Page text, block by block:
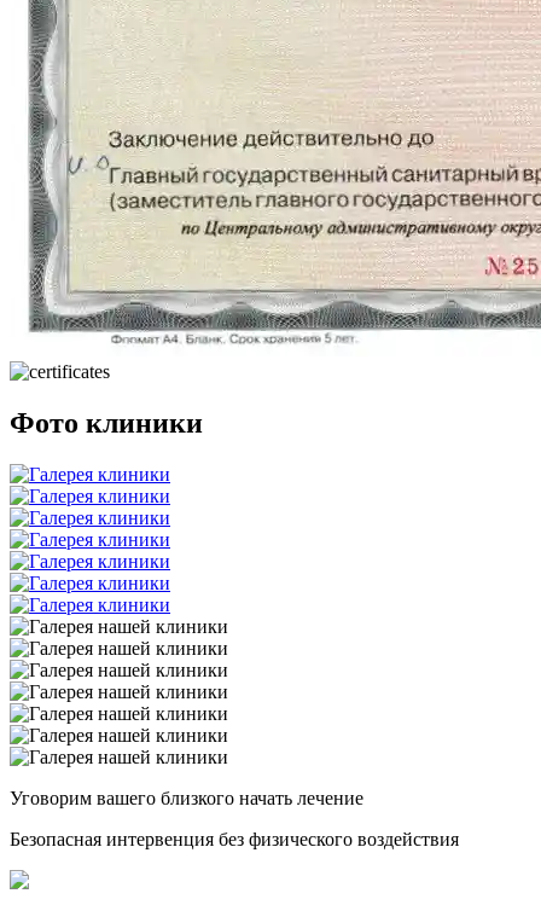
Фото клиники
Уговорим вашего близкого начать лечение
Безопасная интервенция без физического воздействия